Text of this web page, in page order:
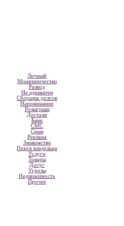
Личный
Мошенничество
Развод
Не адекватен
Сборщик долгов
Напоминание
Розыгрыш
Достали
Банк
СМС
Спам
Реклама
Знакомство
Поиск владельца
Услуги
Товары
Досуг
Угрозы
Недвижимость
Прочее